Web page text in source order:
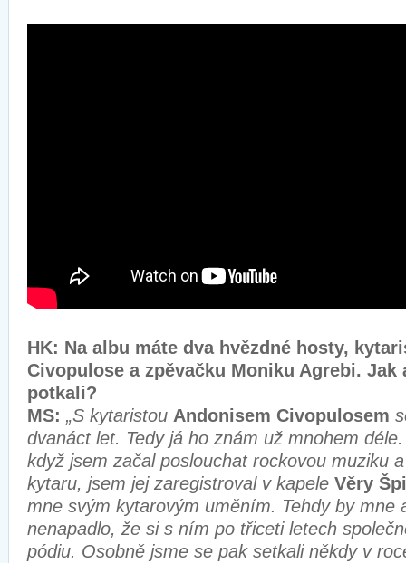
HK: Na albu máte dva hvězdné hosty,
Civopulose a zpěvačku Moniku Agrebi. Jak
potkali?
MS: „S kytaristou Andonisem Civopulosem
dvanáct let. Tedy já ho znám už mnohem
když jsem začal poslouchat rockovou muziku
kytaru, jsem jej zaregistroval v kapele Věry
mne svým kytarovým uměním. Tehdy by mne
nenapadlo, že si s ním po třiceti letech
pódiu. Osobně jsme se pak setkali někdy v